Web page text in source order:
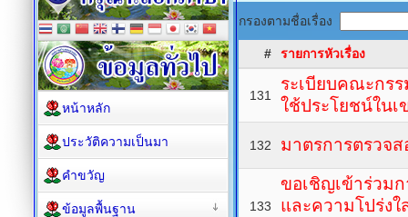
กรองตามชื่อเรื่อง
# รายการหัวเรื่อง
131
ระเบียบคณะกร
ใช้ประโยชน์ใน
132 มาตรการตรวจ
133
ขอเชิญเข้าร่วม
และความโปร่งใ
หน้าหลัก
ประวัติความเป็นมา
คำขวัญ
ข้อมูลพื้นฐาน